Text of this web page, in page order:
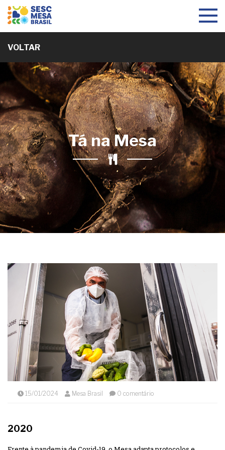
Toggle
VOLTAR
Tá na Mesa
15/01/2024 Mesa Brasil 0 comentário
2020